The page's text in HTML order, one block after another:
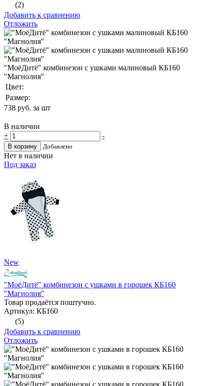
(2)
Добавить к сравнению
Отложить
"МоёДитё" комбинезон с ушками малиновый КБ160
"Магнолия"
Цвет:
Размер:
738 руб. за шт
В наличии
+
-
В корзину Добавлено
Нет в наличии
Под заказ
New
"МоёДитё" комбинезон с ушками в горошек КБ160
"Магнолия"
Товар продаётся поштучно.
Артикул: КБ160
(5)
Добавить к сравнению
Отложить